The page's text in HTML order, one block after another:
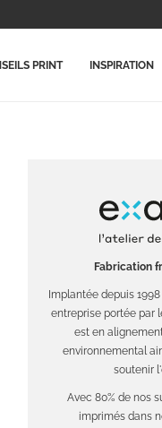
PRINT INSPIRATION
Fabrication
Implantée depuis
entreprise portée par
est en
environnemental
soutenir
Avec 80% de nos
imprimés dans